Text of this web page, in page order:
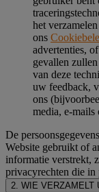
het
ons
advertenties,
gevallen
van deze
uw feedback,
ons
media, e-mails
De
Website gebruikt of
informatie verstrekt,
privacyrechten die in
2. WIE VERZAMELT